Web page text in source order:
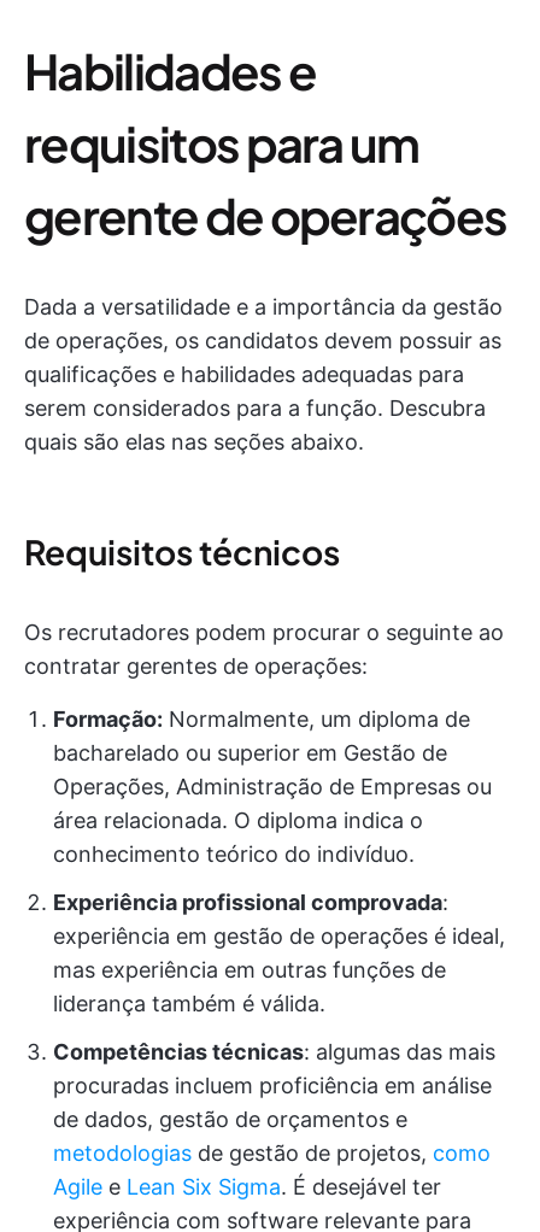
Habilidades e
requisitos para um
gerente de operações
Dada a versatilidade e a importância da gestão
de operações, os candidatos devem possuir as
qualificações e habilidades adequadas para
serem considerados para a função. Descubra
quais são elas nas seções abaixo.
Requisitos técnicos
Os recrutadores podem procurar o seguinte ao
contratar gerentes de operações:
Formação: Normalmente, um diploma de
bacharelado ou superior em Gestão de
Operações, Administração de Empresas ou
área relacionada. O diploma indica o
conhecimento teórico do indivíduo.
Experiência profissional comprovada:
experiência em gestão de operações é ideal,
mas experiência em outras funções de
liderança também é válida.
Competências técnicas: algumas das mais
procuradas incluem proficiência em análise
de dados, gestão de orçamentos e
metodologias de gestão de projetos, como
Agile e Lean Six Sigma. É desejável ter
experiência com software relevante para